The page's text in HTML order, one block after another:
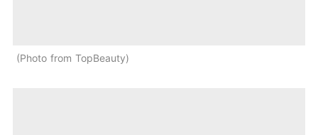
Photo from TopBeauty